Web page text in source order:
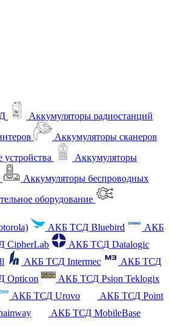
Аккумуляторы радиостанций
Аккумуляторы сканеров
Аккумуляторы
Аккумуляторы беспроводных
оборудование
АКБ ТСД Bluebird
АКБ
CipherLab
АКБ ТСД Datalogic
АКБ ТСД Intermec
АКБ ТСД
Opticon
АКБ ТСД Psion Teklogix
АКБ ТСД Urovo
АКБ ТСД Point
АКБ ТСД MobileBase